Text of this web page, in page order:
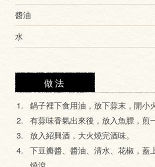
醬油
水
做法
鍋子裡下食用油，放下蒜末，開小火
有蒜味香氣出來後，放入魚膘，煎
放入紹興酒，大火燒完酒味。
下豆瓣醬、醬油、清水、花椒，蓋